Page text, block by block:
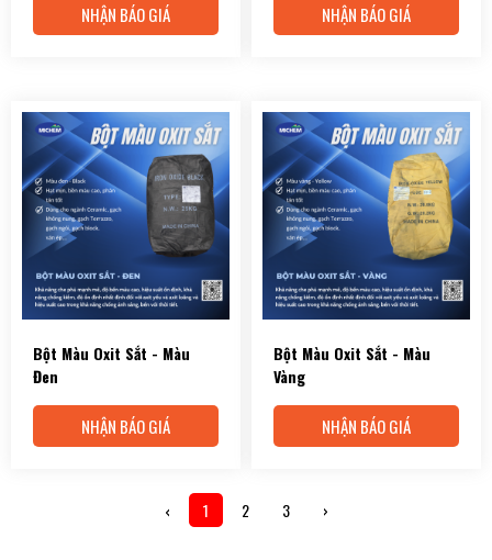
NHẬN BÁO GIÁ NHẬN BÁO GIÁ
Bột Màu Oxit Sắt - Màu
Đen
NHẬN BÁO GIÁ
Bột Màu Oxit Sắt - Màu
Vàng
NHẬN BÁO GIÁ
‹ 1 2 3 ›